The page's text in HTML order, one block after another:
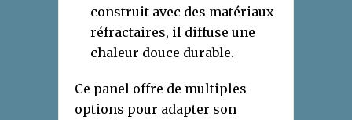
construit avec des matériaux
réfractaires, il diffuse une
chaleur douce durable.
Ce panel offre de multiples
options pour adapter son